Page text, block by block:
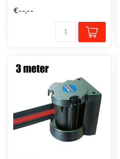
metalen ond...
€--,--